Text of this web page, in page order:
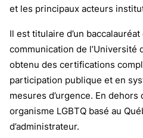
et les principaux acteurs
Il est titulaire d’un
communication de l’Université
obtenu des certifications
participation publique et en
mesures d’urgence. En
organisme LGBTQ basé au
d’administrateur.